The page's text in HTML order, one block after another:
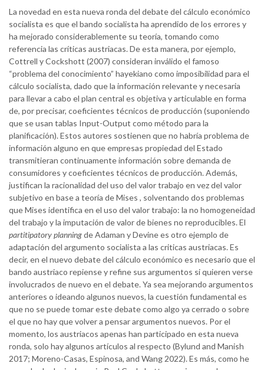
La novedad en esta nueva ronda del debate del cálculo económico
socialista es que el bando socialista ha aprendido de los errores y
ha mejorado considerablemente su teoría, tomando como
referencia las críticas austriacas. De esta manera, por ejemplo,
Cottrell y Cockshott (2007) consideran inválido el famoso
“problema del conocimiento” hayekiano como imposibilidad para el
cálculo socialista, dado que la información relevante y necesaria
para llevar a cabo el plan central es objetiva y articulable en forma
de, por precisar, coeficientes técnicos de producción (suponiendo
que se usan tablas Input-Output como método para la
planificación). Estos autores sostienen que no habría problema de
información alguno en que empresas propiedad del Estado
transmitieran continuamente información sobre demanda de
consumidores y coeficientes técnicos de producción. Además,
justifican la racionalidad del uso del valor trabajo en vez del valor
subjetivo en base a teoría de Mises , solventando dos problemas
que Mises identifica en el uso del valor trabajo: la no homogeneidad
del trabajo y la imputación de valor de bienes no reproducibles. El
partitipatory planningde Adaman y Devine es otro ejemplo de
adaptación del argumento socialista a las criticas austriacas. Es
decir, en el nuevo debate del cálculo económico es necesario que el
bando austriaco repiense y refine sus argumentos si quieren verse
involucrados de nuevo en el debate. Ya sea mejorando argumentos
anteriores o ideando algunos nuevos, la cuestión fundamental es
que no se puede tomar este debate como algo ya cerrado o sobre
el que no hay que volver a pensar argumentos nuevos. Por el
momento, los austriacos apenas han participado en esta nueva
ronda, solo hay algunos artículos al respecto (Bylund and Manish
2017; Moreno-Casas, Espinosa, and Wang 2022). Es más, como he